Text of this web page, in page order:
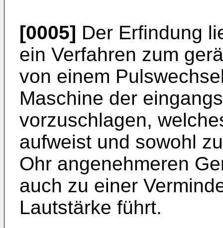
[0005] Der Erfindung
ein Verfahren zum
von einem
Maschine der
vorzuschlagen,
aufweist und sowohl
Ohr angenehmeren
auch zu einer
Lautstärke führt.